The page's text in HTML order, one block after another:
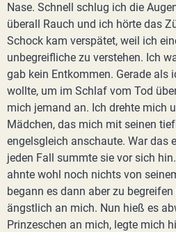
Nase. Schnell schlug ich die
überall Rauch und ich hörte das
Schock kam verspätet, weil ich
unbegreifliche zu verstehen. Ich
gab kein Entkommen. Gerade als
wollte, um im Schlaf vom Tod
mich jemand an. Ich drehte mich
Mädchen, das mich mit seinen
engelsgleich anschaute. War das
jeden Fall summte sie vor sich
ahnte wohl noch nichts von
begann es dann aber zu
ängstlich an mich. Nun hieß es
Prinzeschen an mich, legte mich